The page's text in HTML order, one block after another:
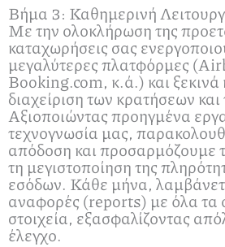
Βήμα 3: Καθημερινή
Με την ολοκλήρωση της
καταχωρήσεις σας
μεγαλύτερες πλατφόρμες
Booking.com, κ.ά.) και ξεκινά
διαχείριση των κρατήσεων
Αξιοποιώντας προηγμένα
τεχνογνωσία μας,
απόδοση και προσαρμόζουμε
τη μεγιστοποίηση της
εσόδων. Κάθε μήνα,
αναφορές (reports) με όλα τα
στοιχεία, εξασφαλίζοντας
έλεγχο.